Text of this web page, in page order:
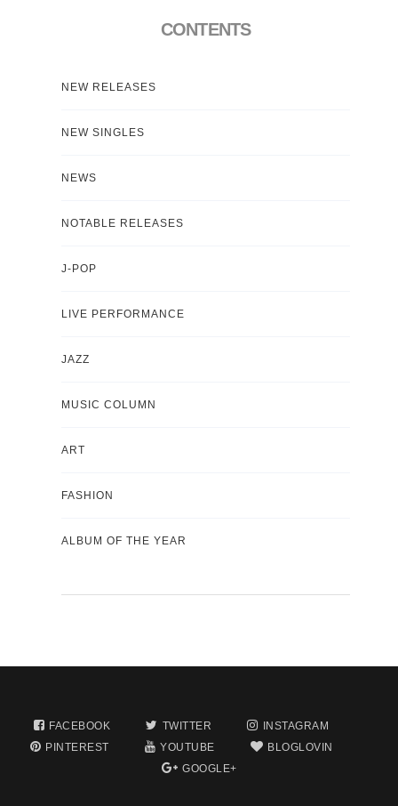
CONTENTS
NEW RELEASES
NEW SINGLES
NEWS
NOTABLE RELEASES
J-POP
LIVE PERFORMANCE
JAZZ
MUSIC COLUMN
ART
FASHION
ALBUM OF THE YEAR
FACEBOOK TWITTER
INSTAGRAM
PINTEREST
YOUTUBE
BLOGLOVIN
GOOGLE+